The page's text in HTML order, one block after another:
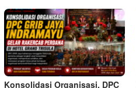
Konsolidasi Organisasi, DPC